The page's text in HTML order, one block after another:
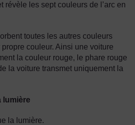
révèle les sept couleurs de l’arc en
toutes les autres couleurs
couleur. Ainsi une voiture
la couleur rouge, le phare rouge
la voiture transmet uniquement la
lumière
la lumière.